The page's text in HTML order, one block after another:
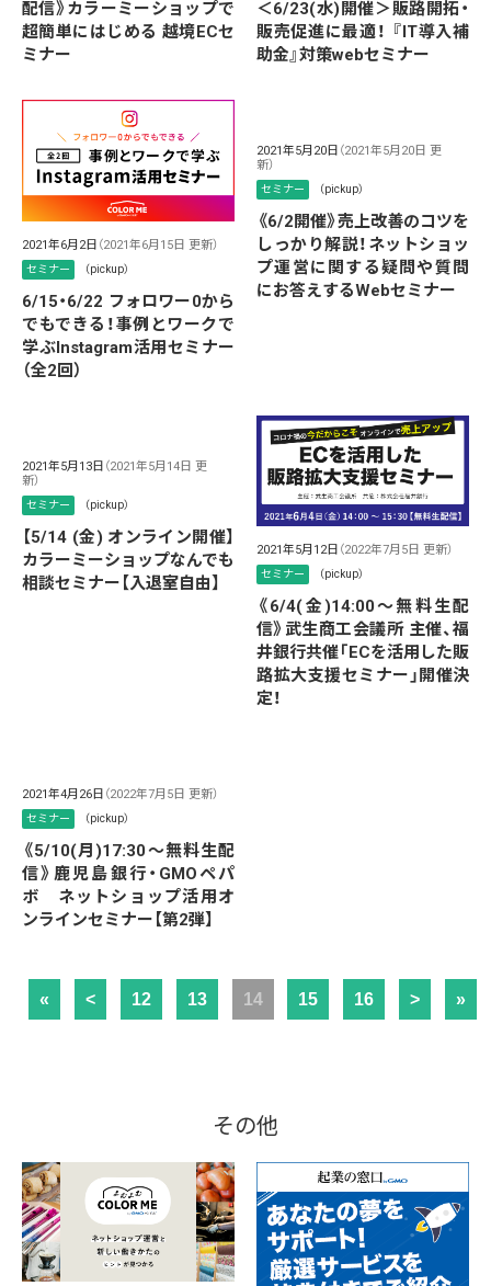
配信》カラーミーショップで
超簡単にはじめる 越境ECセ
ミナー
＜6/23(水)開催＞販路開拓・
販売促進に最適！ 『IT導入補
助金』対策webセミナー
2021年6月2日 （2021年6月15日 更新）
セミナー （pickup）
6/15・6/22 フォロワー0から
でもできる！事例とワークで
学ぶInstagram活用セミナー
（全2回）
2021年5月20日 （2021年5月20日 更
新）
セミナー （pickup）
《6/2開催》売上改善のコツを
しっかり解説！ネットショッ
プ運営に関する疑問や質問
にお答えするWebセミナー
2021年5月13日 （2021年5月14日 更
新）
セミナー （pickup）
【5/14 (金) オンライン開催】
カラーミーショップなんでも
相談セミナー【入退室自由】
2021年5月12日 （2022年7月5日 更新）
セミナー （pickup）
《6/4(金)14:00～無料生配
信》武生商工会議所 主催、福
井銀行共催「ECを活用した販
路拡大支援セミナー」開催決
定！
2021年4月26日 （2022年7月5日 更新）
セミナー （pickup）
《5/10(月)17:30～無料生配
信》鹿児島銀行・GMOペパ
ボ ネットショップ活用オ
ンラインセミナー【第2弾】
« < 12 13 14 15 16 > »
その他